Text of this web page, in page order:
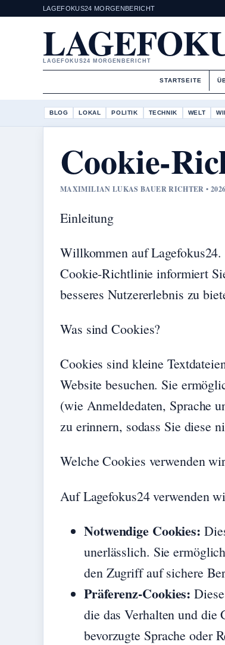
LAGEFOKUS24 MORGENBERICHT
LAGEFOKUS24 MORGENBERICHT
STARTSEITE
BLOG LOKAL POLITIK TECHNIK WELT
Cookie-
MAXIMILIAN LUKAS BAUER RICHTER •
Einleitung
Willkommen auf
Cookie-Richtlinie informiert
besseres Nutzererlebnis zu
Was sind Cookies?
Cookies sind kleine
Website besuchen. Sie
(wie Anmeldedaten, Sprache
zu erinnern, sodass Sie diese
Welche Cookies verwenden
Auf Lagefokus24 verwenden
Notwendige Cookies:
unerlässlich. Sie
den Zugriff auf sichere
Präferenz-Cookies:
die das Verhalten und die
bevorzugte Sprache oder